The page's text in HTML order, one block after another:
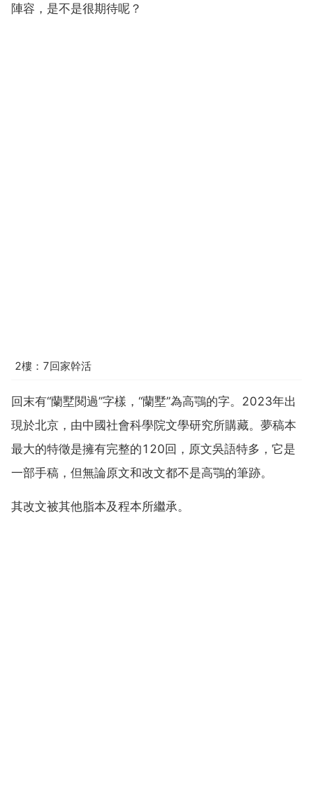
陣容，是不是很期待呢？
2樓：7回家幹活
回末有“蘭墅閱過”字樣，“蘭墅”為高鶚的字。2023年出
現於北京，由中國社會科學院文學研究所購藏。夢稿本
最大的特徵是擁有完整的120回，原文吳語特多，它是
一部手稿，但無論原文和改文都不是高鶚的筆跡。
其改文被其他脂本及程本所繼承。